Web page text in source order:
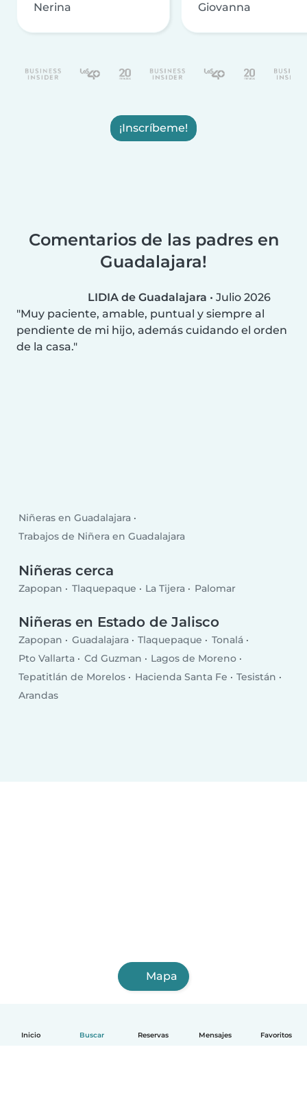
Inicio Buscar Reservas Mensajes Favoritos
Nerina Giovanna
¡Inscríbeme!
Comentarios de las padres en
Guadalajara!
LIDIA de Guadalajara • Julio 2026
Muy paciente, amable, puntual y siempre al
pendiente de mi hijo, además cuidando el orden
de la casa.
Niñeras en Guadalajara
Trabajos de Niñera en Guadalajara
Niñeras cerca
Zapopan Tlaquepaque La Tijera Palomar
Niñeras en Estado de Jalisco
Zapopan Guadalajara Tlaquepaque
Tonalá
Pto Vallarta
Cd Guzman
Lagos de Moreno
Tepatitlán de Morelos
Hacienda Santa Fe
Tesistán
Arandas
Mapa